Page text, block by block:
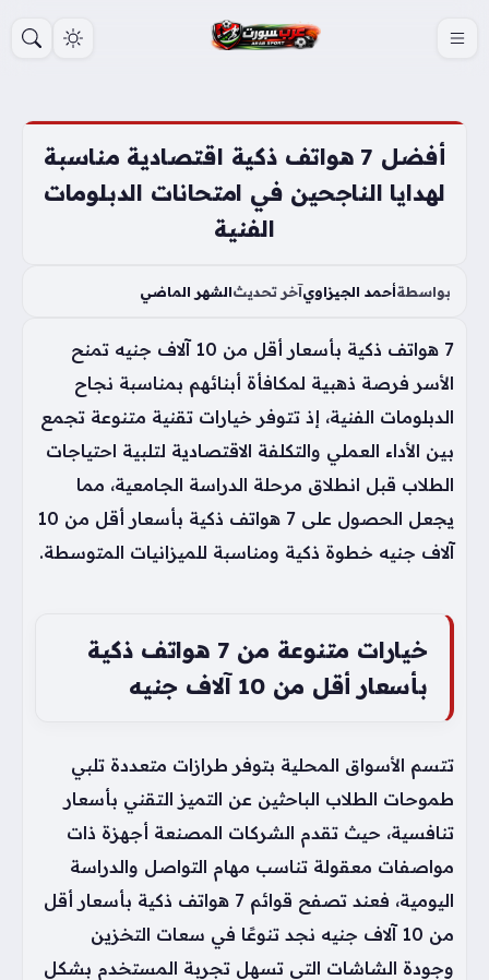
أفضل 7 هواتف ذكية اقتصادية مناسبة
لهدايا الناجحين في امتحانات الدبلومات
الفنية
بواسطةأحمد الجيزاويآخر تحديثالشهر الماضي
7 هواتف ذكية بأسعار أقل من 10 آلاف جنيه تمنح
الأسر فرصة ذهبية لمكافأة أبنائهم بمناسبة نجاح
الدبلومات الفنية، إذ تتوفر خيارات تقنية متنوعة تجمع
بين الأداء العملي والتكلفة الاقتصادية لتلبية احتياجات
الطلاب قبل انطلاق مرحلة الدراسة الجامعية، مما
يجعل الحصول على 7 هواتف ذكية بأسعار أقل من 10
آلاف جنيه خطوة ذكية ومناسبة للميزانيات المتوسطة.
خيارات متنوعة من 7 هواتف ذكية
بأسعار أقل من 10 آلاف جنيه
تتسم الأسواق المحلية بتوفر طرازات متعددة تلبي
طموحات الطلاب الباحثين عن التميز التقني بأسعار
تنافسية، حيث تقدم الشركات المصنعة أجهزة ذات
مواصفات معقولة تناسب مهام التواصل والدراسة
اليومية، فعند تصفح قوائم 7 هواتف ذكية بأسعار أقل
من 10 آلاف جنيه نجد تنوعًا في سعات التخزين
وجودة الشاشات التي تسهل تجربة المستخدم بشكل